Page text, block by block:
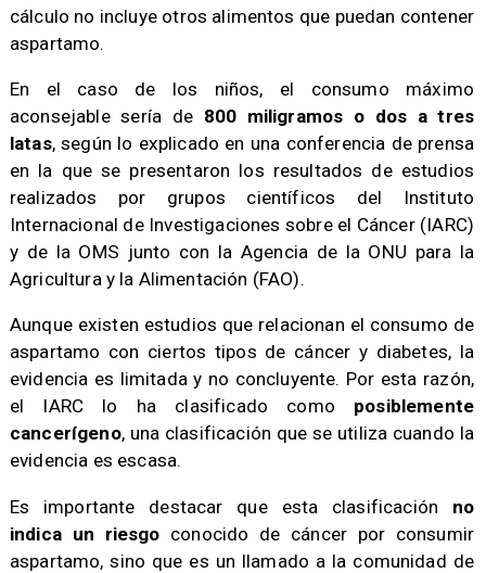
cálculo no incluye otros alimentos que puedan contener
aspartamo.
En el caso de los niños, el consumo máximo
aconsejable sería de 800 miligramos o dos a tres
latas, según lo explicado en una conferencia de prensa
en la que se presentaron los resultados de estudios
realizados por grupos científicos del Instituto
Internacional de Investigaciones sobre el Cáncer (IARC)
y de la OMS junto con la Agencia de la ONU para la
Agricultura y la Alimentación (FAO).
Aunque existen estudios que relacionan el consumo de
aspartamo con ciertos tipos de cáncer y diabetes, la
evidencia es limitada y no concluyente. Por esta razón,
el IARC lo ha clasificado como posiblemente
cancerígeno, una clasificación que se utiliza cuando la
evidencia es escasa.
Es importante destacar que esta clasificación no
indica un riesgo conocido de cáncer por consumir
aspartamo, sino que es un llamado a la comunidad de